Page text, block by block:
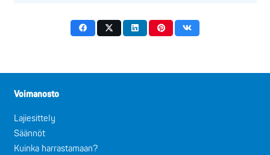
Voimanosto
Lajiesittely
Säännöt
Kuinka harrastamaan?